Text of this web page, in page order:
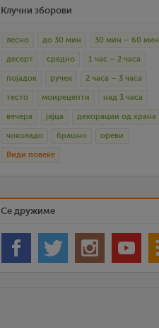
Клучни зборови
лесно до 30 мин 30 мин – 60 мин
десерт средно 1 час – 2 часа
појадок ручек 2 часа – 3 часа
тесто моирецепти над 3 часа
вечера јајца декорации од храна
чоколадо брашно ореви
Види повеќе
Се дружиме